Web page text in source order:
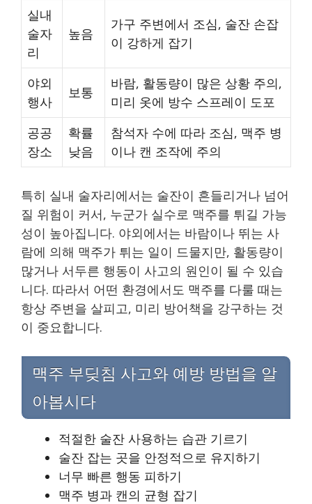
실내
술자
리
높음
가구 주변에서 조심, 술잔 손잡
이 강하게 잡기
야외
행사
보통
바람, 활동량이 많은 상황 주의,
미리 옷에 방수 스프레이 도포
공공
장소
확률
낮음
참석자 수에 따라 조심, 맥주 병
이나 캔 조작에 주의
특히 실내 술자리에서는 술잔이 흔들리거나 넘어
질 위험이 커서, 누군가 실수로 맥주를 튀길 가능
성이 높아집니다. 야외에서는 바람이나 뛰는 사
람에 의해 맥주가 튀는 일이 드물지만, 활동량이
많거나 서두른 행동이 사고의 원인이 될 수 있습
니다. 따라서 어떤 환경에서도 맥주를 다룰 때는
항상 주변을 살피고, 미리 방어책을 강구하는 것
이 중요합니다.
맥주 부딪침 사고와 예방 방법을 알
아봅시다
적절한 술잔 사용하는 습관 기르기
술잔 잡는 곳을 안정적으로 유지하기
너무 빠른 행동 피하기
맥주 병과 캔의 균형 잡기